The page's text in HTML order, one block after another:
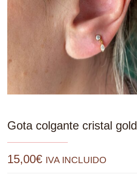
Gota colgante cristal gold
15,00€ IVA INCLUIDO